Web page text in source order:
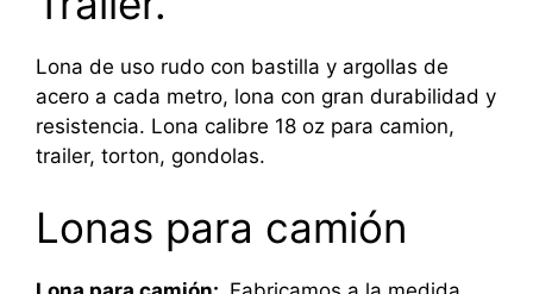
Lona de uso rudo con bastilla y argollas de
acero a cada metro, lona con gran durabilidad y
resistencia. Lona calibre 18 oz para camion,
trailer, torton, gondolas.
Lonas para camión